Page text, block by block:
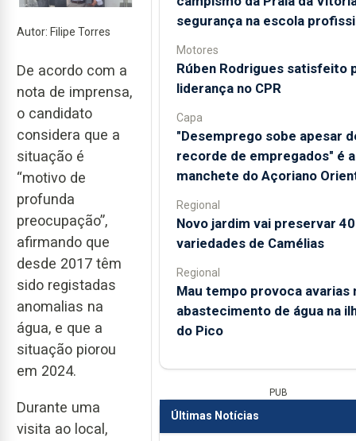
Autor: Filipe Torres
De acordo com a
nota de imprensa,
o candidato
considera que a
situação é
“motivo de
profunda
preocupação”,
afirmando que
desde 2017 têm
sido registadas
anomalias na
água, e que a
situação piorou
em 2024.
Durante uma
visita ao local,
segurança na escola
Motores
Rúben Rodrigues satisfeito
liderança no CPR
Capa
"Desemprego sobe apesar
recorde de empregados" é a
manchete do Açoriano
Regional
Novo jardim vai preservar
variedades de Camélias
Regional
Mau tempo provoca avarias
abastecimento de água na
do Pico
PUB
Últimas Notícias